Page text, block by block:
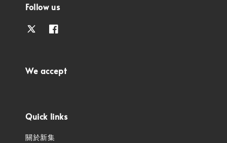
Follow us
We accept
Quick links
關於新集